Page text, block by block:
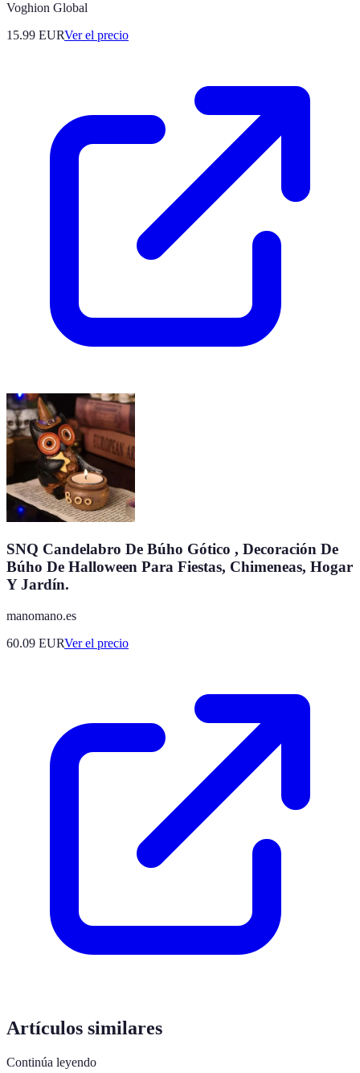
Voghion Global
15.99 EURVer el precio
SNQ Candelabro De Búho Gótico , Decoración De
Búho De Halloween Para Fiestas, Chimeneas, Hogar
Y Jardín.
manomano.es
60.09 EURVer el precio
Artículos similares
Continúa leyendo